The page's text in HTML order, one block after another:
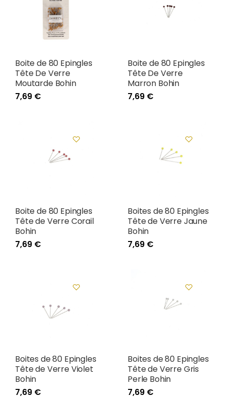
Boite de 80 Epingles
Tête De Verre
Moutarde Bohin
7,69 €
Boite de 80 Epingles
Tête De Verre
Marron Bohin
7,69 €
Boite de 80 Epingles
Tête de Verre Corail
Bohin
7,69 €
Boites de 80 Epingles
Tête de Verre Jaune
Bohin
7,69 €
Boites de 80 Epingles
Tête de Verre Violet
Bohin
7,69 €
Boites de 80 Epingles
Tête de Verre Gris
Perle Bohin
7,69 €